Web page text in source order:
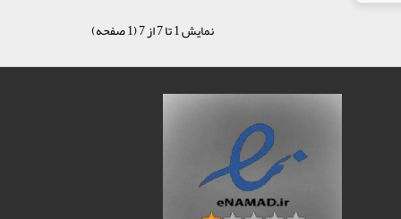
نمایش 1 تا 7 از 7 (1 صفحه)